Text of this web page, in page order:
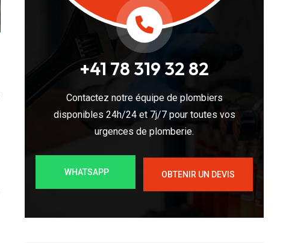
+41 78 319 32 82
Contactez notre équipe de plombiers
disponibles 24h/24 et 7j/7 pour toutes vos
urgences de plomberie.
WHATSAPP OBTENIR UN DEVIS